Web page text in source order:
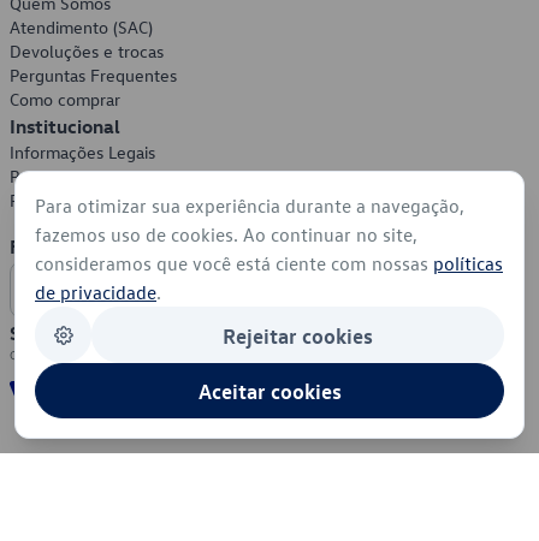
Atendimento (SAC)
Devoluções e trocas
Perguntas Frequentes
Como comprar
Institucional
Informações Legais
Política de Privacidade
Política de Cookies
Formas de Pagamento
Segurança
Para otimizar sua experiência durante a navegação,
fazemos uso de cookies. Ao continuar no site,
consideramos que você está ciente com nossas políticas
de privacidade.
Rejeitar cookies
Aceitar cookies